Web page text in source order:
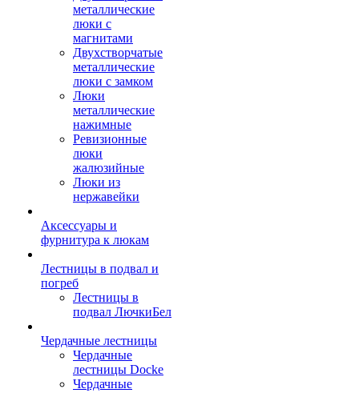
металлические
люки с
магнитами
Двухстворчатые
металлические
люки с замком
Люки
металлические
нажимные
Ревизионные
люки
жалюзийные
Люки из
нержавейки
Аксессуары и
фурнитура к люкам
Лестницы в подвал и
погреб
Лестницы в
подвал ЛючкиБел
Чердачные лестницы
Чердачные
лестницы Docke
Чердачные